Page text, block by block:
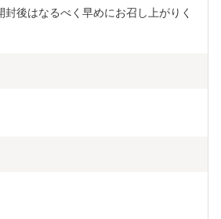
後はなるべく早めにお召し上がりく